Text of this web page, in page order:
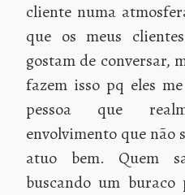
cliente numa
que os meus
gostam de conversar,
fazem isso pq eles
pessoa que
envolvimento que não
atuo bem. Quem
buscando um